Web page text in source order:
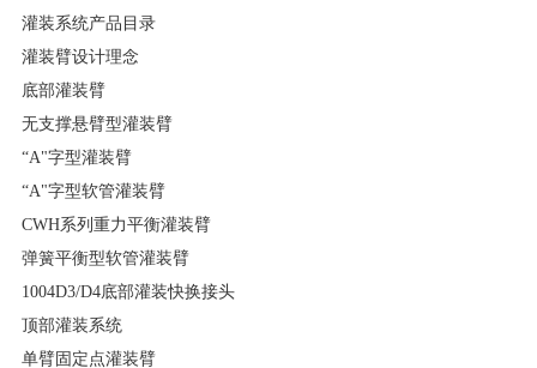
灌装系统产品目录
灌装臂设计理念
底部灌装臂
无支撑悬臂型灌装臂
“A"字型灌装臂
“A"字型软管灌装臂
CWH系列重力平衡灌装臂
弹簧平衡型软管灌装臂
1004D3/D4底部灌装快换接头
顶部灌装系统
单臂固定点灌装臂